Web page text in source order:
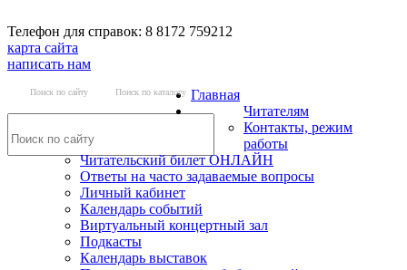
Телефон для справок: 8 8172 759212
карта сайта
написать нам
Поиск по сайту Поиск по каталогу Главная
Читателям
Контакты, режим
работы
Читательский билет ОНЛАЙН
Ответы на часто задаваемые вопросы
Личный кабинет
Календарь событий
Виртуальный концертный зал
Подкасты
Календарь выставок